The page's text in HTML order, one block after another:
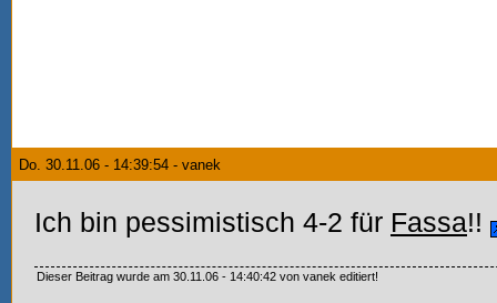
Do. 30.11.06 - 14:39:54 - vanek
Ich bin pessimistisch 4-2 für Fassa!!
Dieser Beitrag wurde am 30.11.06 - 14:40:42 von vanek editiert!